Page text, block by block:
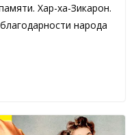
Хар-ха-Зикарон.
народа